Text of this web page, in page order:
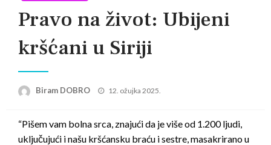
Pravo na život: Ubijeni
kršćani u Siriji
Biram DOBRO
Posted
12. ožujka 2025.
“Pišem vam bolna srca, znajući da je više od 1.200 ljudi,
uključujući i našu kršćansku braću i sestre, masakrirano u